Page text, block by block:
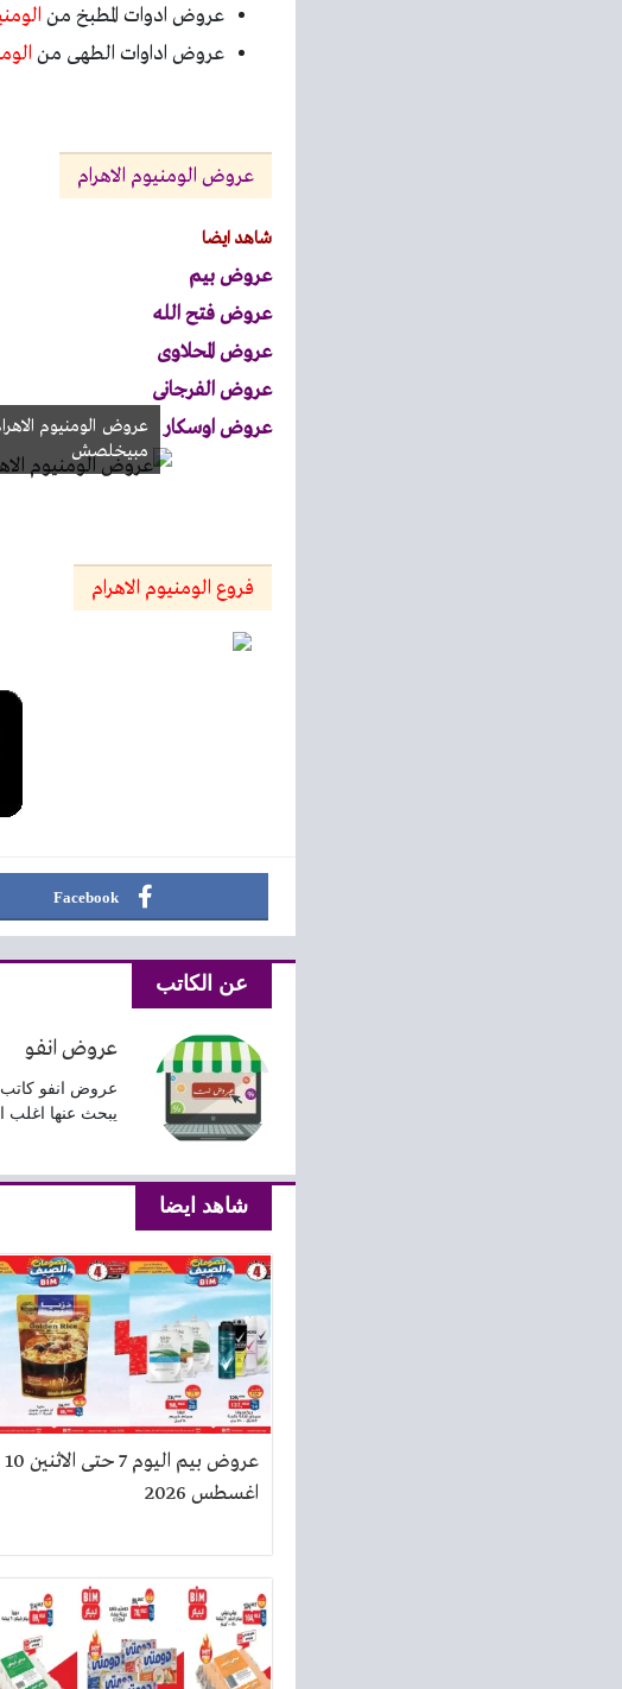
عروض ادوات المطبخ من
عروض اداوات الطهى من
عروض الومنيوم الاهرام
شاهد ايضا
عروض بيم
عروض فتح الله
عروض المحلاوى
عروض الفرجانى
عروض اوسكار
مبيخلصش
فروع الومنيوم الاهرام
Facebook
عن الكاتب
عروض انفو
عروض انفو
يبحث عنها اغلب
شاهد ايضا
عروض بيم اليوم 7 حتى الاثنين 10
اغسطس 2026